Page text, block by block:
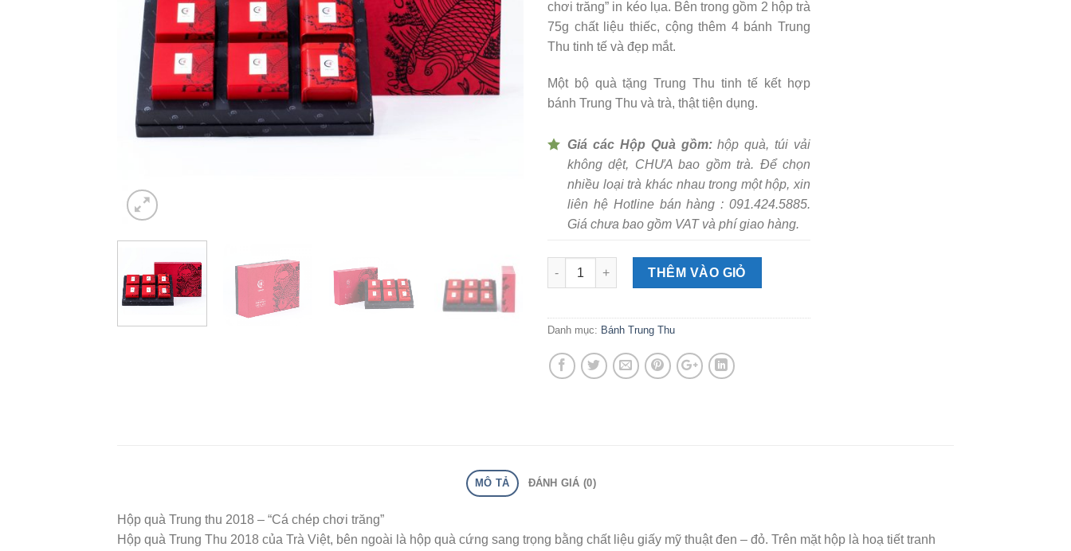
chơi trăng” in kéo lụa. Bên trong gồm 2 hộp trà
75g chất liệu thiếc, cộng thêm 4 bánh Trung
Thu tinh tế và đẹp mắt.
Một bộ quà tặng Trung Thu tinh tế kết hợp
bánh Trung Thu và trà, thật tiện dụng.
Giá các Hộp Quà gồm:hộp quà, túi vải
không dệt, CHƯA bao gồm trà. Để chọn
nhiều loại trà khác nhau trong một hộp, xin
liên hệ Hotline bán hàng : 091.424.5885.
Giá chưa bao gồm VAT và phí giao hàng.
THÊM VÀO GIỎ
Danh mục: Bánh Trung Thu
MÔ TẢ ĐÁNH GIÁ (0)
Hộp quà Trung thu 2018 – “Cá chép chơi trăng”
Hộp quà Trung Thu 2018 của Trà Việt, bên ngoài là hộp quà cứng sang trọng bằng chất liệu giấy mỹ thuật đen – đỏ. Trên mặt hộp là hoạ tiết tranh